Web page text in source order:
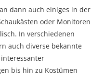
dann auch einiges in der
oder Monitoren
In verschiedenen
auch diverse bekannte
bis hin zu Kostümen